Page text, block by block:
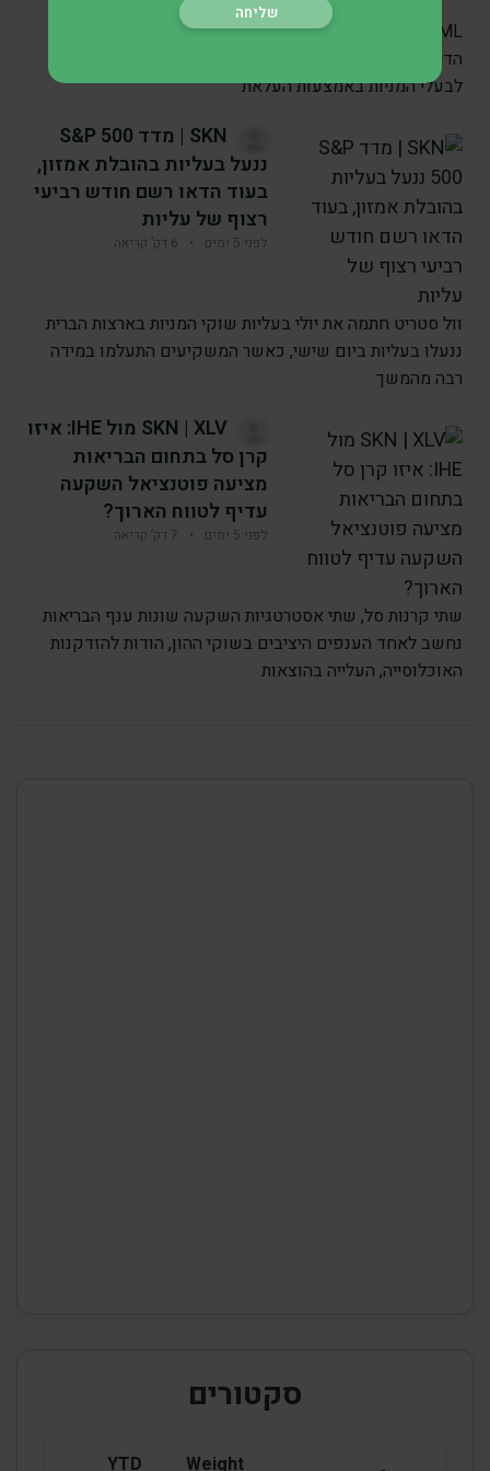
ASML מחזקת את התשואה לי המניות באמצעות העלאת
לבעלי המניות באמצעות העלאת
SKN | מדד S&P 500
ננעל בעליות בהובלת אמזון,
בעוד הדאו רשם חודש רביעי
רצוף של עליות
לפני 5 ימים • 6 דק’ קריאה
וול סטריט חתמה את יולי בעליות שוקי המניות בארצות הברית
ננעלו בעליות ביום שישי, כאשר המשקיעים התעלמו במידה
רבה מהמשך
SKN | XLV מול IHE: איזו
קרן סל בתחום הבריאות
מציעה פוטנציאל השקעה
עדיף לטווח הארוך?
לפני 5 ימים • 7 דק’ קריאה
שתי קרנות סל, שתי אסטרטגיות השקעה שונות ענף הבריאות
נחשב לאחד הענפים היציבים בשוקי ההון, הודות להזדקנות
האוכלוסייה, העלייה בהוצאות
סקטורים
Weight
YTD